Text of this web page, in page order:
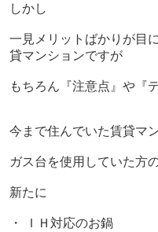
しかし
一見メリットばかりが目
貸マンションですが
もちろん『注意点』や『
今まで住んでいた賃貸マ
ガス台を使用していた方
新たに
・ ＩＨ対応のお鍋